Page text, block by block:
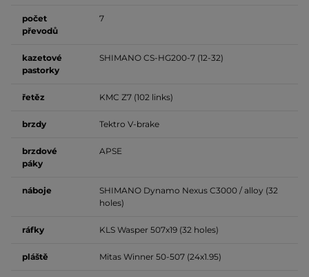
počet
převodů
7
kazetové
pastorky
SHIMANO CS-HG200-7 (12-32)
řetěz KMC Z7 (102 links)
brzdy Tektro V-brake
brzdové
páky
APSE
náboje
SHIMANO Dynamo Nexus C3000 / alloy (32
holes)
ráfky KLS Wasper 507x19 (32 holes)
pláště Mitas Winner 50-507 (24x1.95)